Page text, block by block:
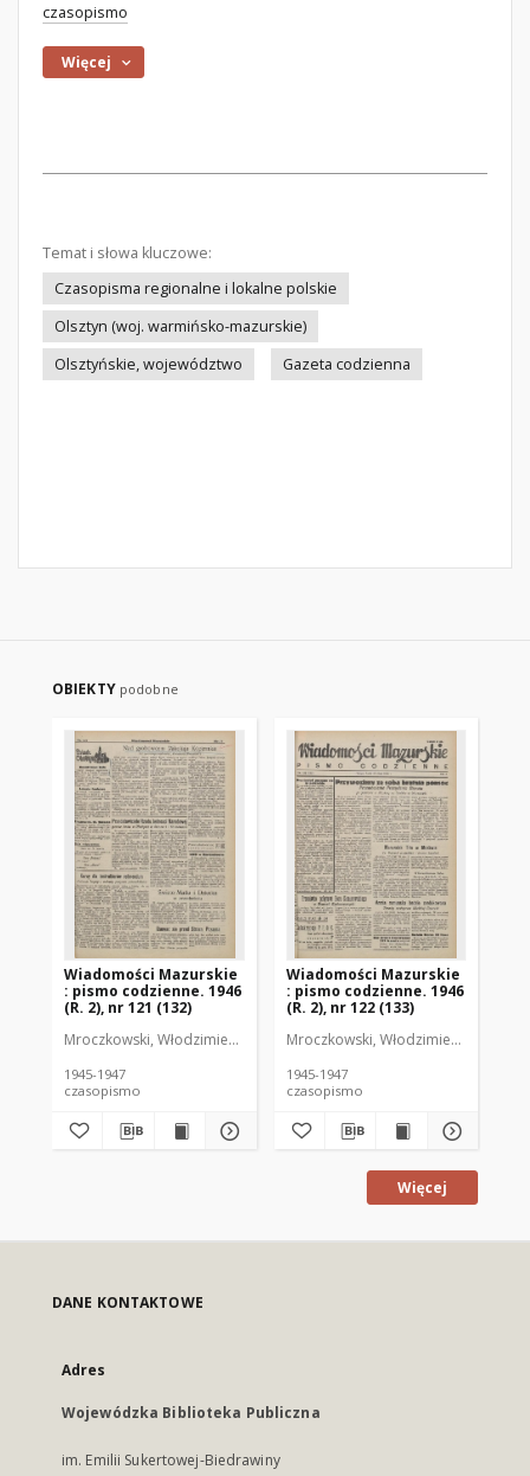
czasopismo
Więcej
Temat i słowa kluczowe:
Czasopisma regionalne i lokalne polskie
Olsztyn (woj. warmińsko-mazurskie)
Olsztyńskie, województwo
Gazeta codzienna
OBIEKTY podobne
Wiadomości Mazurskie
: pismo codzienne. 1946
(R. 2), nr 121 (132)
Mroczkowski, Włodzimierz (1902-1971). Redaktor
1945-1947
czasopismo
Wiadomości Mazurskie
: pismo codzienne. 1946
(R. 2), nr 122 (133)
Mroczkowski, Włodzimierz (1902-
1945-1947
czasopismo
Więcej
DANE KONTAKTOWE
Adres
Wojewódzka Biblioteka Publiczna
im. Emilii Sukertowej-Biedrawiny